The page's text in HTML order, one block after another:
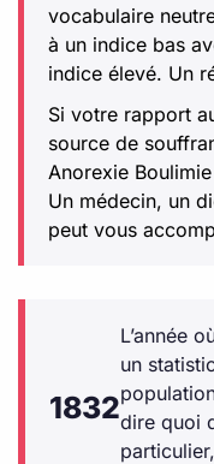
vocabulaire
à un indice bas
indice élevé. Un
Si votre rapport
source de
Anorexie
Un médecin, un
peut vous
1832
L’année
un
dire quoi